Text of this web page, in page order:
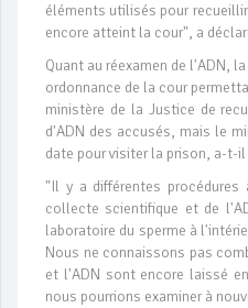
éléments utilisés pour
encore atteint la cour", a
Quant au réexamen de l'ADN,
ordonnance de la cour
ministère de la Justice de
d'ADN des accusés, mais le
date pour visiter la prison, a-t-
"Il y a différentes procédures
collecte scientifique et de
laboratoire du sperme à
Nous ne connaissons pas
et l'ADN sont encore laissé
nous pourrions examiner à